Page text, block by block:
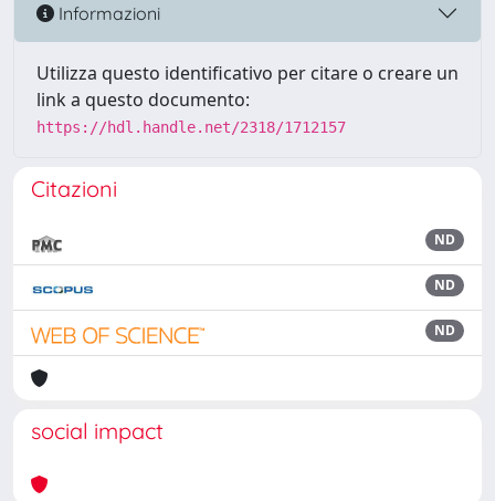
Informazioni
Utilizza questo identificativo per citare o creare un
link a questo documento:
https://hdl.handle.net/2318/1712157
Citazioni
ND
ND
ND
social impact